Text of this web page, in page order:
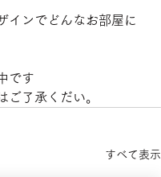
インでどんなお部屋に
です
ご了承くだい。
すべて表示